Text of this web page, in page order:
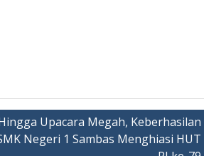
Upacara Megah, Keberhasilan
Negeri 1 Sambas Menghiasi HUT